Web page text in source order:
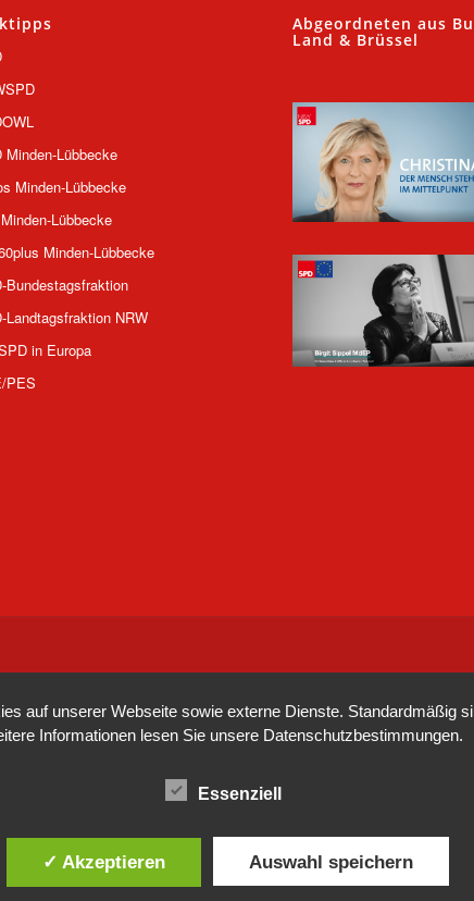
Minden-Lübbecke
Minden-Lübbecke
Lübbecke
Minden-Lübbecke
Bundestagsfraktion
Landtagsfraktion NRW
in Europa
PES
Abgeordneten aus
Land & Brüssel
auf unserer Webseite sowie externe Dienste. Standardmäßig
Informationen lesen Sie unsere Datenschutzbestimmungen.
Essenziell
✓ Akzeptieren Auswahl speichern